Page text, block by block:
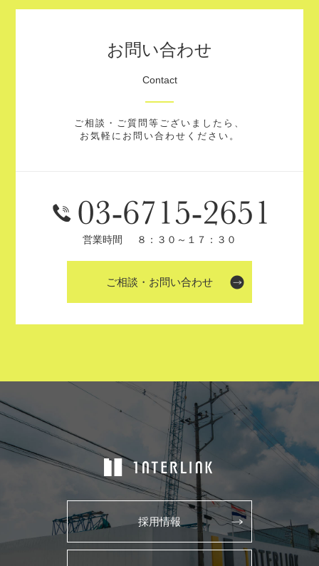
お問い合わせ
Contact
ご相談・ご質問等ございましたら、
お気軽にお問い合わせください。
営業時間 ８：３０～１７：３０
ご相談・お問い合わせ
採用情報